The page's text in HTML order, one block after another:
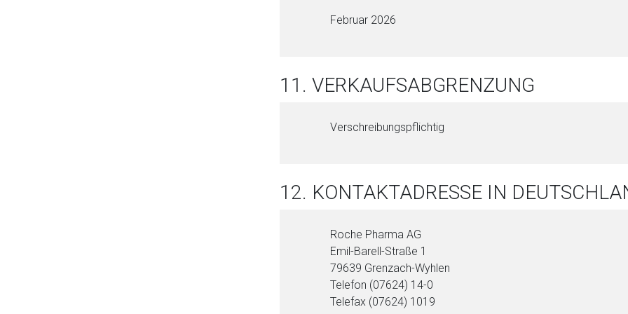
Februar 2026
11. VERKAUFSABGRENZUNG
Verschreibungspflichtig
12. KONTAKTADRESSE IN
Roche Pharma AG
Emil-Barell-Straße 1
79639 Grenzach-Wyhlen
Telefon (07624) 14-0
Telefax (07624) 1019